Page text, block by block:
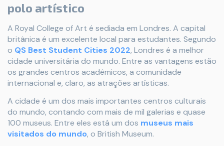
polo artístico
A Royal College of Art é sediada em Londres. A capital
britânica é um excelente local para estudantes. Segundo
o QS Best Student Cities 2022, Londres é a melhor
cidade universitária do mundo. Entre as vantagens estão
os grandes centros acadêmicos, a comunidade
internacional e, claro, as atrações artísticas.
A cidade é um dos mais importantes centros culturais
do mundo, contando com mais de mil galerias e quase
100 museus. Entre eles está um dos museus mais
visitados do mundo, o British Museum.